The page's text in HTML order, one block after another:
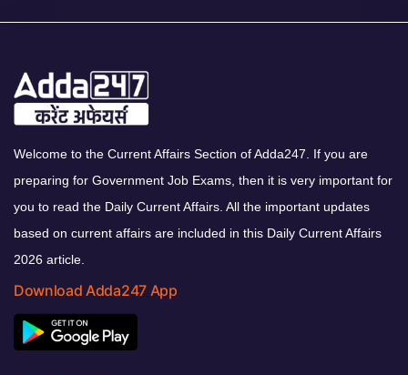
Welcome to the Current Affairs Section of Adda247. If you are
preparing for Government Job Exams, then it is very important for
you to read the Daily Current Affairs. All the important updates
based on current affairs are included in this Daily Current Affairs
2026 article.
Download Adda247 App